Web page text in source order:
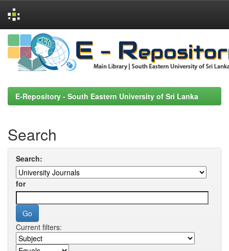
Skip
navigation
E-Repository - South Eastern University of Sri Lanka
Search
Search:
for
Current filters: